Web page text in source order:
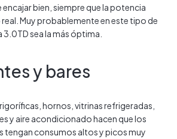
bien, siempre que la potencia
Muy probablemente en este tipo de
sea la más óptima.
y bares
hornos, vitrinas refrigeradas,
y aire acondicionado hacen que los
tengan consumos altos y picos muy